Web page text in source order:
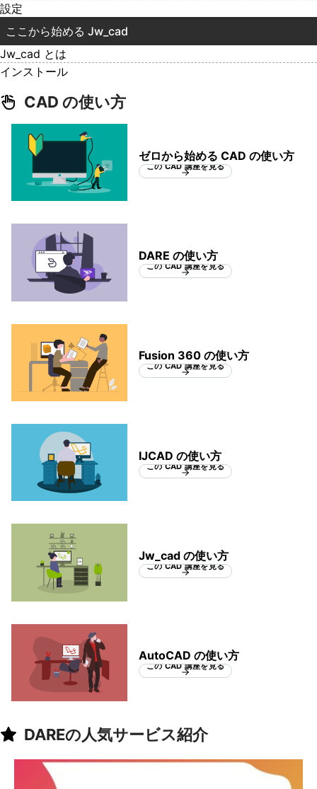
設定
ここから始める Jw_cad
Jw_cad とは
インストール
CAD の使い方
ゼロから始める CAD の使い方
この CAD 講座を見る
DARE の使い方
この CAD 講座を見る
Fusion 360 の使い方
この CAD 講座を見る
IJCAD の使い方
この CAD 講座を見る
Jw_cad の使い方
この CAD 講座を見る
AutoCAD の使い方
この CAD 講座を見る
DAREの人気サービス紹介